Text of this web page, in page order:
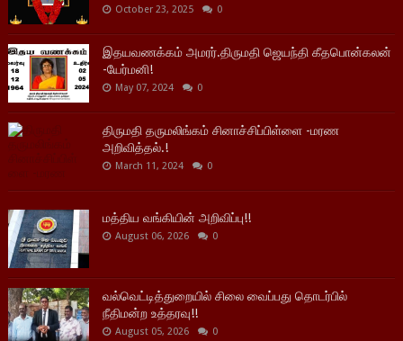
October 23, 2025 0
இதயவணக்கம் அமரர்.திருமதி ஜெயந்தி கீதபொன்கலன்
-யேர்மனி!
May 07, 2024 0
திருமதி தருமலிங்கம் சினாச்சிப்பிள்ளை -மரண
அறிவித்தல்.!
March 11, 2024 0
மத்திய வங்கியின் அறிவிப்பு!!
August 06, 2026 0
வல்வெட்டித்துறையில் சிலை வைப்பது தொடர்பில்
நீதிமன்ற உத்தரவு!!
August 05, 2026 0